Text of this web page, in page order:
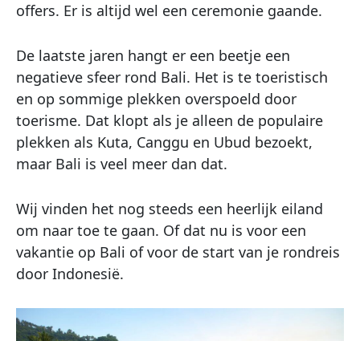
offers. Er is altijd wel een ceremonie gaande.
De laatste jaren hangt er een beetje een
negatieve sfeer rond Bali. Het is te toeristisch
en op sommige plekken overspoeld door
toerisme. Dat klopt als je alleen de populaire
plekken als Kuta, Canggu en Ubud bezoekt,
maar Bali is veel meer dan dat.
Wij vinden het nog steeds een heerlijk eiland
om naar toe te gaan. Of dat nu is voor een
vakantie op Bali of voor de start van je rondreis
door Indonesië.